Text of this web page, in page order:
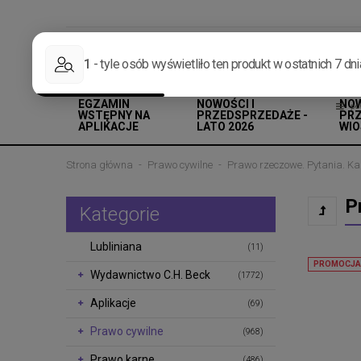
E-MAIL: INFO@LEXLIBER.PL
EGZAMIN
WSTĘPNY NA
APLIKACJE
NOWOŚCI I
PRZEDSPRZEDAŻE -
LATO 2026
Strona główna Prawo cywilne Prawo rzeczowe. Pytania.
Kategorie
Lubliniana (11)
Wydawnictwo C.H. Beck (1772)
Aplikacje (69)
Prawo cywilne (968)
PROMOCJA